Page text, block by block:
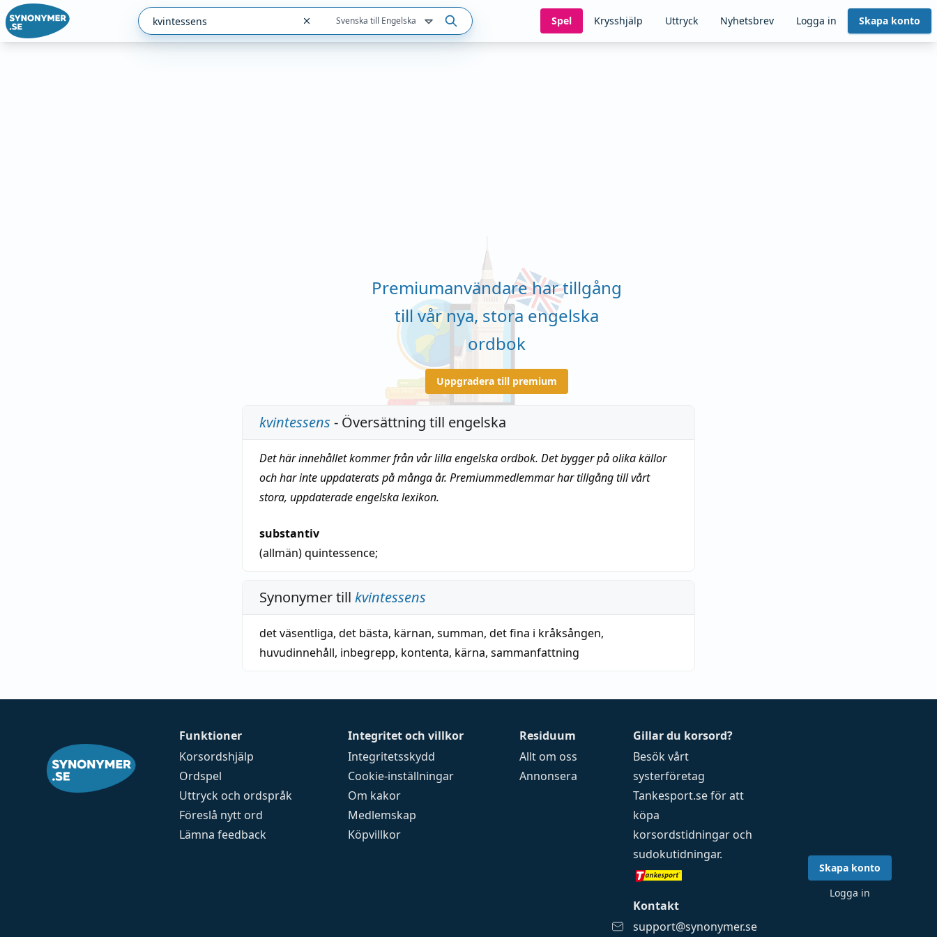
Svenska till Engelska Spel Krysshjälp Uttryck Nyhetsbrev Logga in Skapa konto
Premiumanvändare har tillgång
till vår nya, stora engelska
ordbok
Uppgradera till premium
kvintessens - Översättning till engelska
Det här innehållet kommer från vår lilla engelska ordbok. Det bygger på olika källor
och har inte uppdaterats på många år. Premiummedlemmar har tillgång till vårt
stora, uppdaterade engelska lexikon.
substantiv
(allmän)quintessence;
Synonymer till kvintessens
det väsentliga, det bästa, kärnan, summan, det fina i kråksången,
huvudinnehåll, inbegrepp, kontenta, kärna, sammanfattning
Funktioner
Korsordshjälp
Ordspel
Uttryck och ordspråk
Föreslå nytt ord
Lämna feedback
Integritet och villkor
Integritetsskydd
Cookie-inställningar
Om kakor
Medlemskap
Köpvillkor
Residuum
Allt om oss
Annonsera
Gillar du korsord?
Besök vårt
systerföretag
Tankesport.seför att
köpa
korsordstidningar och
sudokutidningar.
Kontakt
support@synonymer.se
Skapa konto
Logga in